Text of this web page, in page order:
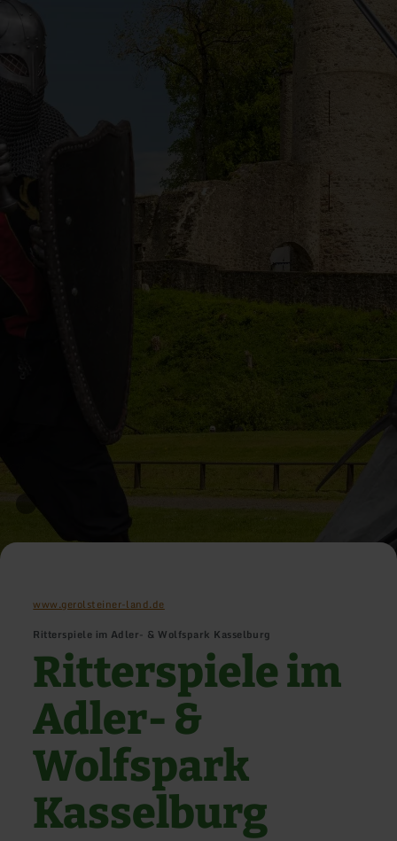
www.gerolsteiner-land.de
Ritterspiele im Adler- & Wolfspark Kasselburg
Ritterspiele im
Adler- &
Wolfspark
Kasselburg